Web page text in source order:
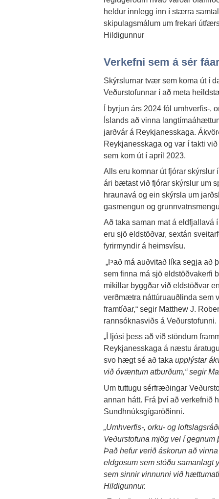
heldur innlegg inn í stærra
skipulagsmálum um frekari
Hildigunnur
Verkefni sem á sér
Skýrslurnar tvær sem koma út í
Veðurstofunnar í að meta
Í byrjun árs 2024 fól umhverfis-,
Íslands að vinna
jarðvár á Reykjanesskaga.
Reykjanesskaga og var í takti
sem kom út í apríl 2023.
Alls eru komnar út fjórar skýrslur
ári bætast við fjórar skýrslur um
hraunavá og ein skýrsla um
gasmengun og
Að taka saman mat á eldfjallavá
eru sjö eldstöðvar, sextán
fyrirmyndir á heimsvísu.
„Það má auðvitað líka segja að
sem finna má sjö eldstöðvakerfi
mikillar byggðar við eldstöðvar
verðmætra náttúruauðlinda sem
framtíðar,“ segir Matthew J.
rannsóknasviðs á Veðurstofunni.
„Í ljósi þess að við stöndum
Reykjanesskaga á næstu
svo hægt sé að taka upplýstar
við óvæntum atburðum,“ segir
Um tuttugu sérfræðingar
annan hátt. Frá því að verkefnið
Sundhnúksgígaröðinni.
„Umhverfis-, orku- og
Veðurstofuna mjög vel í
Það hefur verið áskorun að
eldgosum sem stóðu samanlagt
sem sinnir vinnunni við
Hildigunnur.